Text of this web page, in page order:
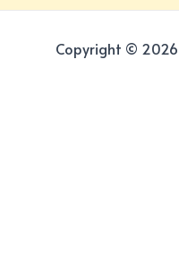
Copyright © 2026